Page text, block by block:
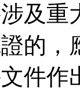
及重
的
件作